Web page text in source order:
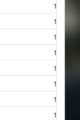
1
1
1
1
1
1
1
1